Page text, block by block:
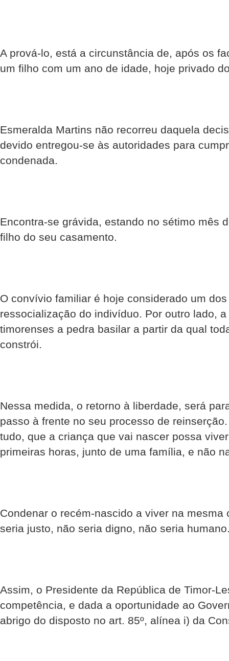
A prová-lo, está a circunstância de, após os
um filho com um ano de idade, hoje privado
Esmeralda Martins não recorreu daquela
devido entregou-se às autoridades para
condenada.
Encontra-se grávida, estando no sétimo mês
filho do seu casamento.
O convívio familiar é hoje considerado um
ressocialização do indivíduo. Por outro lado,
timorenses a pedra basilar a partir da qual
constrói.
Nessa medida, o retorno à liberdade, será
passo à frente no seu processo de
tudo, que a criança que vai nascer possa
primeiras horas, junto de uma família, e não
Condenar o recém-nascido a viver na mesma
seria justo, não seria digno, não seria
Assim, o Presidente da República de Timor-
competência, e dada a oportunidade ao
abrigo do disposto no art. 85º, alínea i) da